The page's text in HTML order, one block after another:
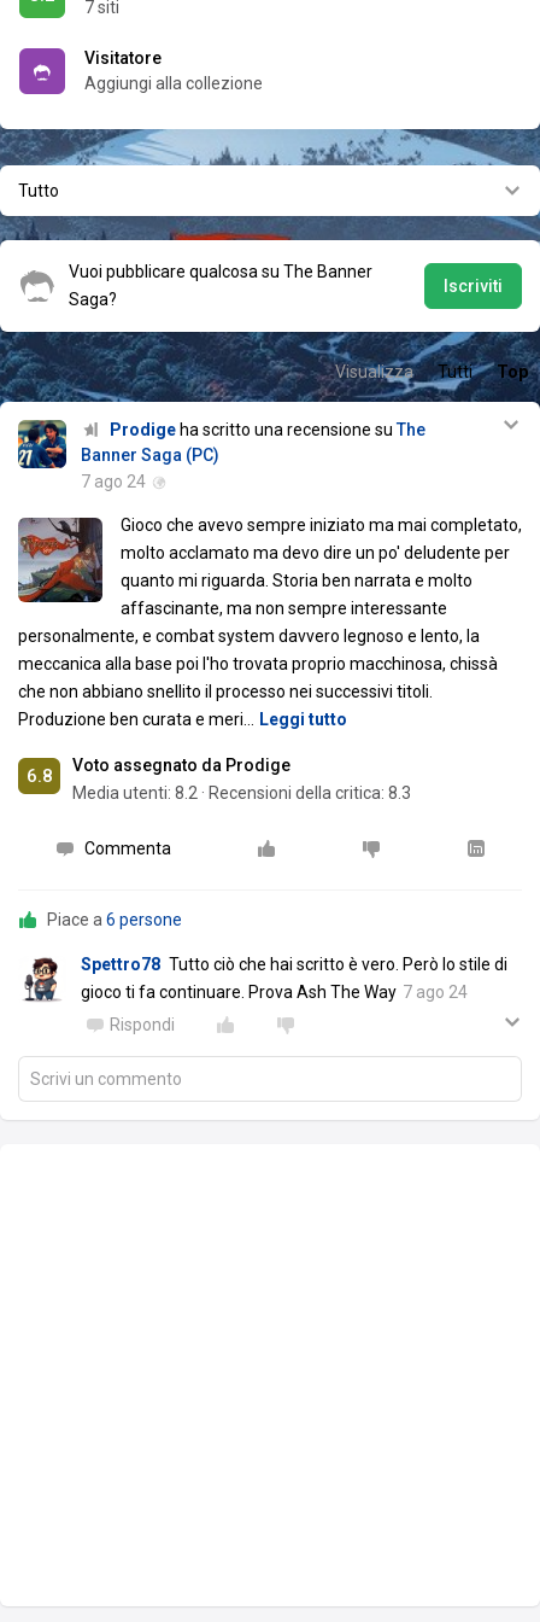
7 siti
Visitatore
Aggiungi alla collezione
Tutto
Vuoi pubblicare qualcosa su The Banner
Saga?
Iscriviti
Visualizza Tutti Top
Prodigeha scritto una recensione suThe
Banner Saga (PC)
7 ago 24
Gioco che avevo sempre iniziato ma mai completato,
molto acclamato ma devo dire un po' deludente per
quanto mi riguarda. Storia ben narrata e molto
affascinante, ma non sempre interessante
personalmente, e combat system davvero legnoso e lento, la
meccanica alla base poi l'ho trovata proprio macchinosa, chissà
che non abbiano snellito il processo nei successivi titoli.
Produzione ben curata e meri
Leggi tutto
6.8
Voto assegnato da Prodige
Media utenti: 8.2 · Recensioni della critica: 8.3
Commenta
Piace a 6 persone
Spettro78 Tutto ciò che hai scritto è vero. Però lo stile di
gioco ti fa continuare. Prova Ash The Way 7 ago 24
Rispondi
Scrivi un commento